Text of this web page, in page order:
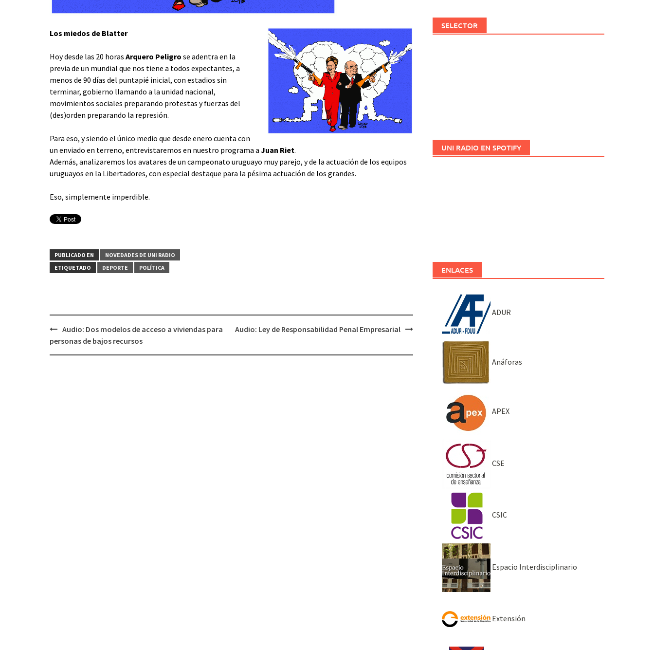
Los miedos de Blatter
Hoy desde las 20 horas Arquero Peligro se adentra en la
previa de un mundial que nos tiene a todos expectantes, a
menos de 90 días del puntapié inicial, con estadios sin
terminar, gobierno llamando a la unidad nacional,
movimientos sociales preparando protestas y fuerzas del
(des)orden preparando la represión.
Para eso, y siendo el único medio que desde enero cuenta con
un enviado en terreno, entrevistaremos en nuestro programa a Juan Riet.
Además, analizaremos los avatares de un campeonato uruguayo muy parejo, y de la actuación de los equipos
uruguayos en la Libertadores, con especial destaque para la pésima actuación de los grandes.
Eso, simplemente imperdible.
PUBLICADO EN
NOVEDADES DE UNI RADIO
ETIQUETADO
DEPORTE POLÍTICA
Navegación
de
Audio: Dos modelos de acceso a viviendas para
personas de bajos recursos
Audio: Ley de Responsabilidad Penal Empresarial
SELECTOR
UNI RADIO EN SPOTIFY
ENLACES
ADUR
Anáforas
APEX
CSE
CSIC
Espacio Interdisciplinario
Extensión